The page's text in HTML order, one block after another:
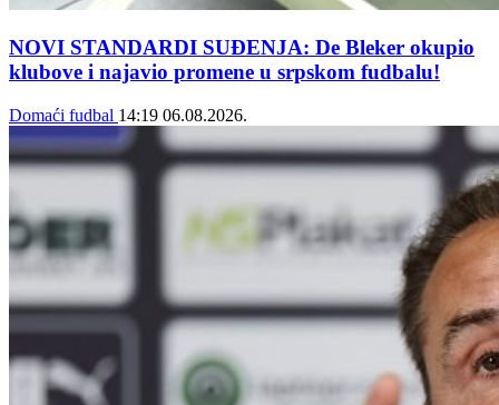
NOVI STANDARDI SUĐENJA: De Bleker okupio
klubove i najavio promene u srpskom fudbalu!
Domaći fudbal 14:19 06.08.2026.